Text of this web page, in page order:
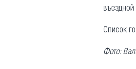
Список
Фото: